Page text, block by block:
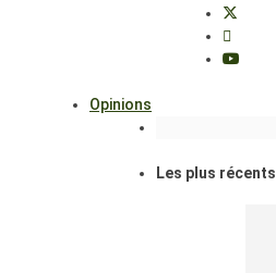
Opinions
Les plus récents